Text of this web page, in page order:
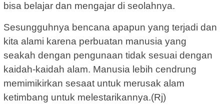
bisa belajar dan mengajar di seolahnya.
Sesungguhnya bencana apapun yang terjadi dan
kita alami karena perbuatan manusia yang
seakah dengan pengunaan tidak sesuai dengan
kaidah-kaidah alam. Manusia lebih cendrung
memimikirkan sesaat untuk merusak alam
ketimbang untuk melestarikannya.(Rj)